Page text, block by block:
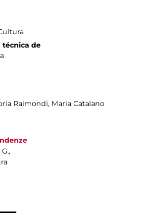
técnica de
Raimondi, Maria Catalano